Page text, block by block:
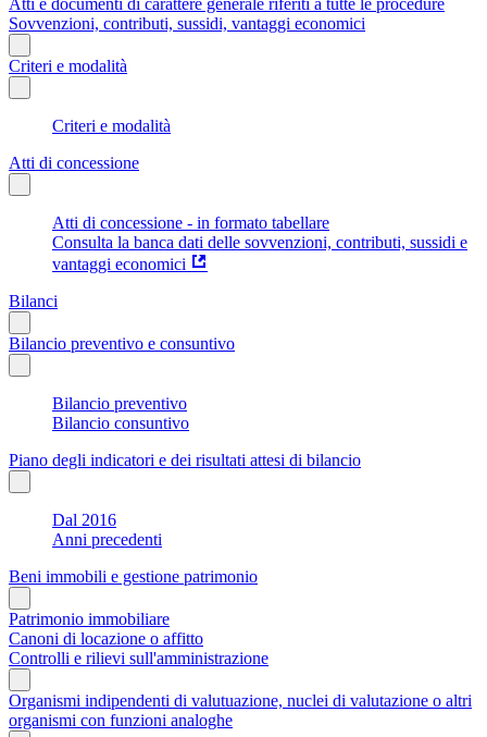
Sovvenzioni, contributi, sussidi, vantaggi economici
Criteri e modalità
Criteri e modalità
Atti di concessione
Atti di concessione - in formato tabellare
Consulta la banca dati delle sovvenzioni, contributi, sussidi e
vantaggi economici
Bilanci
Bilancio preventivo e consuntivo
Bilancio preventivo
Bilancio consuntivo
Piano degli indicatori e dei risultati attesi di bilancio
Dal 2016
Anni precedenti
Beni immobili e gestione patrimonio
Patrimonio immobiliare
Canoni di locazione o affitto
Controlli e rilievi sull'amministrazione
Organismi indipendenti di valutuazione, nuclei di valutazione o altri
organismi con funzioni analoghe